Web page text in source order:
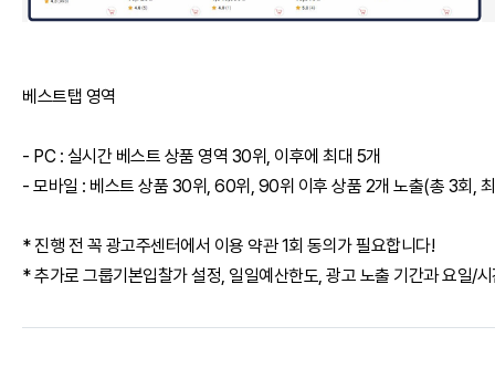
베스트탭 영역
- PC : 실시간 베스트 상품 영역 30위, 이후에 최대 5개
- 모바일 : 베스트 상품 30위, 60위, 90위 이후 상품 2개 노출(총 3회,
* 진행 전 꼭 광고주센터에서 이용 약관 1회 동의가 필요합니다!
* 추가로 그룹기본입찰가 설정, 일일예산한도, 광고 노출 기간과 요일/